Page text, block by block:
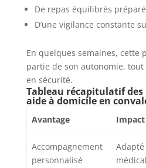
De repas équilibrés
D’une vigilance constante
En quelques semaines, cette
partie de son autonomie,
en sécurité.
Tableau récapitulatif des
aide à domicile en
Avantage
Accompagnement
personnalisé